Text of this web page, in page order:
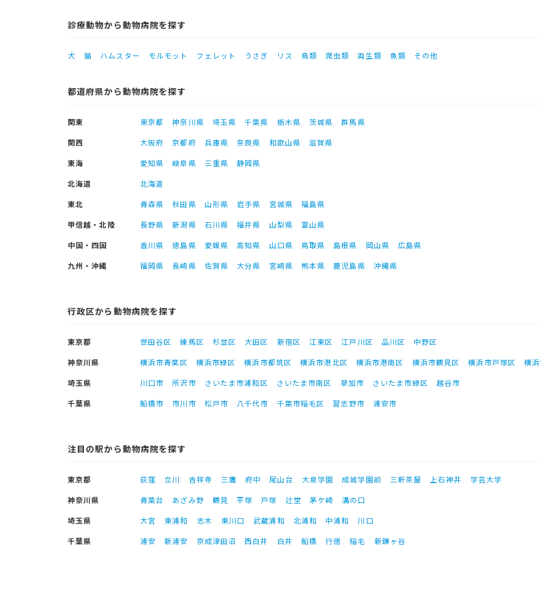
診療動物から動物病院を探す
犬 猫 ハムスター モルモット フェレット うさぎ リス 鳥類 爬虫類 両生類 魚類 その他
都道府県から動物病院を探す
関東 東京都 神奈川県 埼玉県 千葉県 栃木県 茨城県
群馬県
関西
大阪府 京都府 兵庫県 奈良県 和歌山県
滋賀県
東海
愛知県 岐阜県 三重県
静岡県
北海道
北海道
東北
青森県 秋田県 山形県 岩手県 宮城県
福島県
甲信越・北陸
長野県 新潟県 石川県 福井県 山梨県
富山県
中国・四国
香川県 徳島県 愛媛県 高知県 山口県 鳥取県 島根県 岡山県
広島県
九州・沖縄
福岡県 長崎県 佐賀県 大分県 宮崎県 熊本県 鹿児島県 沖縄県
行政区から動物病院を探す
東京都 世田谷区 練馬区 杉並区 大田区 新宿区 江東区 江戸川区 品川区
中野区
神奈川県
横浜市青葉区 横浜市緑区 横浜市都筑区 横浜市港北区 横浜市港南区 横浜市鶴見区 横浜市戸塚区
横
埼玉県
川口市 所沢市 さいたま市浦和区 さいたま市南区 草加市 さいたま市緑区
越谷市
千葉県
船橋市 市川市 松戸市 八千代市 千葉市稲毛区 習志野市 浦安市
注目の駅から動物病院を探す
東京都 荻窪 立川 吉祥寺 三鷹 府中 尾山台 大泉学園 成城学園前 三軒茶屋 上石神井
学芸大学
神奈川県
青葉台 あざみ野 鶴見 平塚 戸塚 辻堂 茅ケ崎
溝の口
埼玉県
大宮 東浦和 志木 東川口 武蔵浦和 北浦和 中浦和
川口
千葉県
浦安 新浦安 京成津田沼 西白井 白井 船橋 行徳 稲毛 新鎌ヶ谷